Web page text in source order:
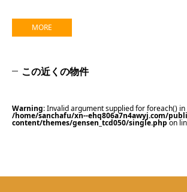
MORE
この近くの物件
Warning: Invalid argument supplied for foreach() in
/home/sanchafu/xn--ehq806a7n4awyj.com/
content/themes/gensen_tcd050/single.php on